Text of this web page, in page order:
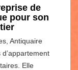
de
pour son
Antiquaire
Elle